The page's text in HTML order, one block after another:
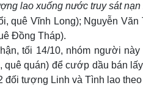
lao xuống nước truy sát
quê Vĩnh Long); Nguyễn
Đồng Tháp).
tối 14/10, nhóm người
quán) để cướp dầu bán
đối tượng Linh và Tình lao